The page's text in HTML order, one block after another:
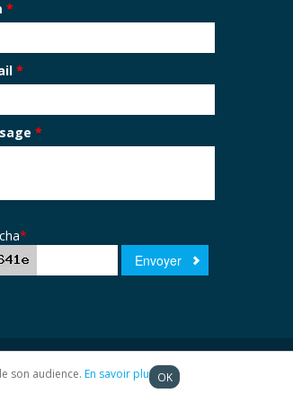
*
*
*
*
son audience. En savoir plus OK